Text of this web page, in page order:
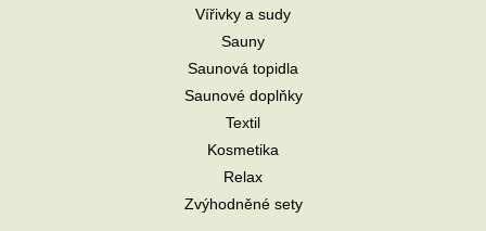
Vířivky a sudy
Sauny
Saunová topidla
Saunové doplňky
Textil
Kosmetika
Relax
Zvýhodněné sety